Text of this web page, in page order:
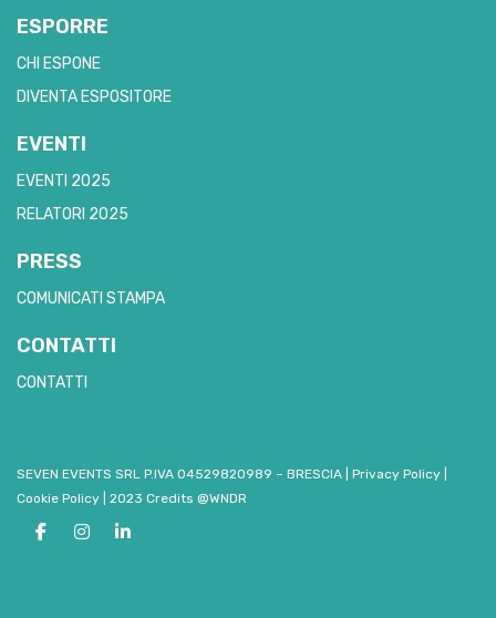
ESPORRE
CHI ESPONE
DIVENTA ESPOSITORE
EVENTI
EVENTI 2025
RELATORI 2025
PRESS
COMUNICATI STAMPA
CONTATTI
CONTATTI
SEVEN EVENTS SRL P.IVA 04529820989 – BRESCIA Privacy Policy
Cookie Policy
2023 Credits @WNDR